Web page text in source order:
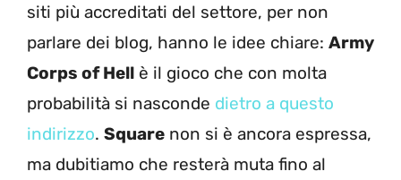
siti più accreditati del settore, per non
parlare dei blog, hanno le idee chiare: Army
Corps of Hell è il gioco che con molta
probabilità si nasconde dietro a questo
indirizzo. Square non si è ancora espressa,
ma dubitiamo che resterà muta fino al